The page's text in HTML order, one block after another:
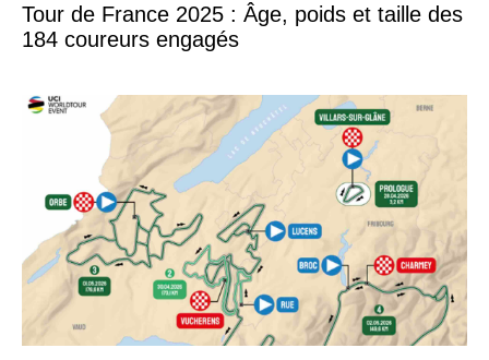
Tour de France 2025 : Âge, poids et taille des
184 coureurs engagés